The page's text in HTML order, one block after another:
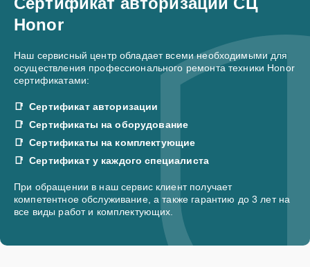
Honor
Наш сервисный центр обладает всеми необходимыми для
осуществления профессионального ремонта техники Honor
сертификатами:
Сертификат авторизации
Сертификаты на оборудование
Сертификаты на комплектующие
Сертификат у каждого специалиста
При обращении в наш сервис клиент получает
компетентное обслуживание, а также гарантию до 3 лет на
все виды работ и комплектующих.